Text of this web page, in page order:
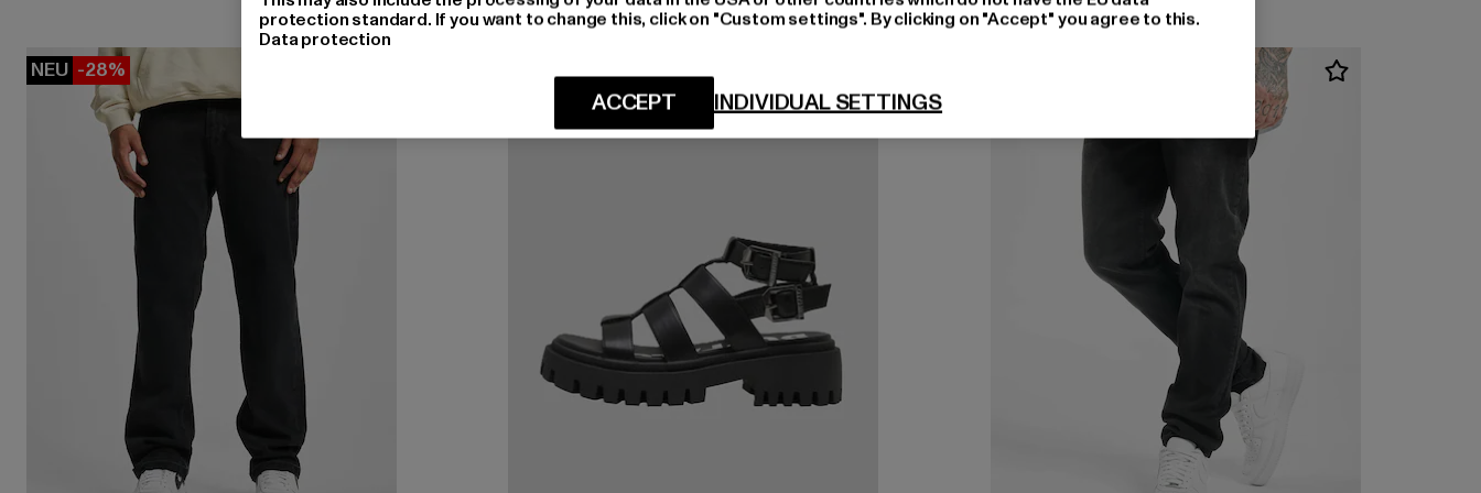
NEU -28% -32%
protection standard. If you want to change this, click on "Custom settings". By clicking on "Accept" you agree to this.
Data protection
INDIVIDUAL SETTINGS
ACCEPT